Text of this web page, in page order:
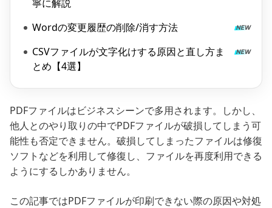
寧に解説
Wordの変更履歴の削除/消す方法
CSVファイルが文字化けする原因と直し方ま
とめ【4選】
PDFファイルはビジネスシーンで多用されます。しかし、
他人とのやり取りの中でPDFファイルが破損してしまう可
能性も否定できません。破損してしまったファイルは修復
ソフトなどを利用して修復し、ファイルを再度利用できる
ようにするしかありません。
この記事ではPDFファイルが印刷できない際の原因や対処